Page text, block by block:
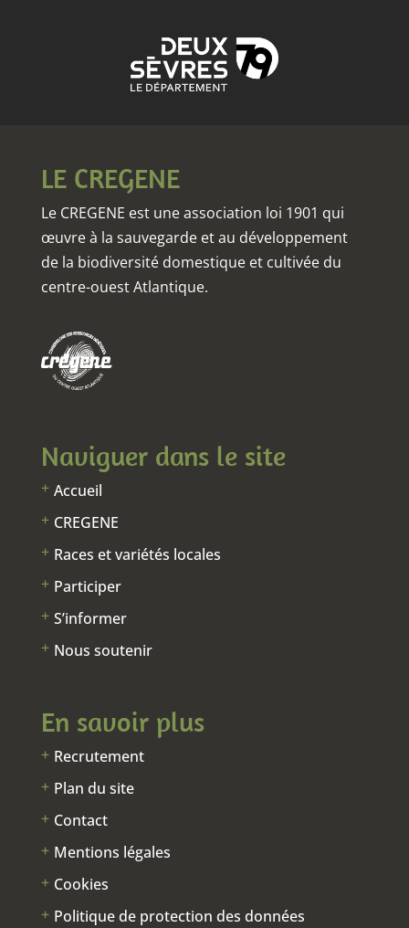
LE CREGENE
Le CREGENE est une association loi 1901 qui
œuvre à la sauvegarde et au développement
de la biodiversité domestique et cultivée du
centre-ouest Atlantique.
Naviguer dans le site
Accueil
CREGENE
Races et variétés locales
Participer
S’informer
Nous soutenir
En savoir plus
Recrutement
Plan du site
Contact
Mentions légales
Cookies
Politique de protection des données